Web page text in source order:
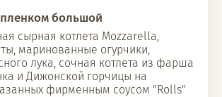
большой
сырная котлета Mozzarella,
маринованные огурчики,
лука, сочная котлета из фарша
и Дижонской горчицы на
фирменным соусом "Rolls"